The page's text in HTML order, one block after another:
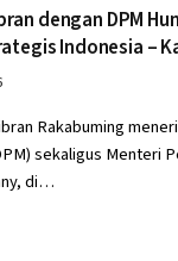
dengan DPM
Indonesia –
Rakabuming
sekaligus Menteri
di…